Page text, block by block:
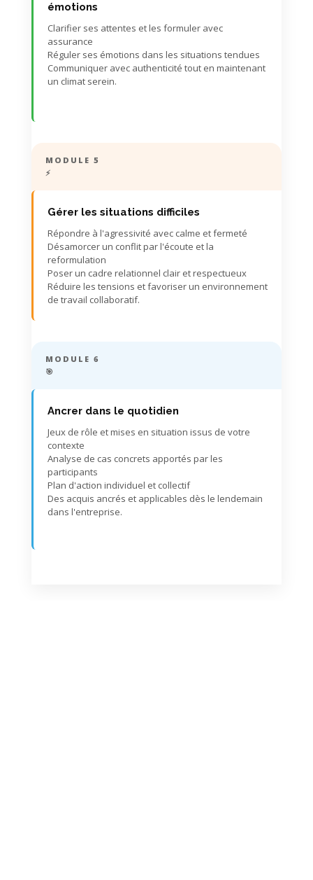
émotions
Clarifier ses attentes et les formuler avec
assurance
Réguler ses émotions dans les situations tendues
Communiquer avec authenticité tout en maintenant
un climat serein.
MODULE 5
⚡
Gérer les situations difficiles
Répondre à l'agressivité avec calme et fermeté
Désamorcer un conflit par l'écoute et la
reformulation
Poser un cadre relationnel clair et respectueux
Réduire les tensions et favoriser un environnement
de travail collaboratif.
MODULE 6
🎯
Ancrer dans le quotidien
Jeux de rôle et mises en situation issus de votre
contexte
Analyse de cas concrets apportés par les
participants
Plan d'action individuel et collectif
Des acquis ancrés et applicables dès le lendemain
dans l'entreprise.